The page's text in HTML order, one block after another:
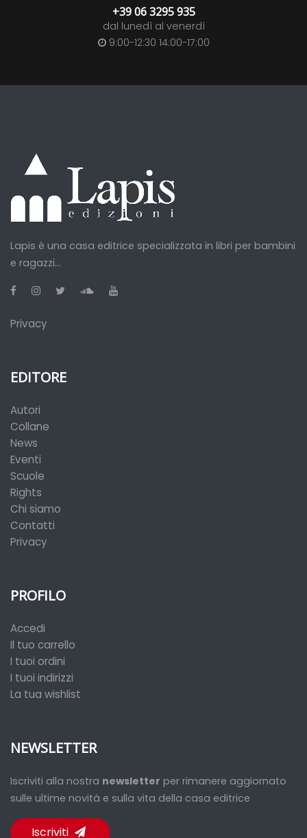
+39 06 3295 935
dal lunedì al venerdì
9:00-12:30 14:00-17:00
Lapis è una casa editrice specializzata in libri per bambini
e ragazzi...
Privacy
EDITORE
Autori
Collane
News
Eventi
Scuole
Rights
Chi siamo
Contatti
Privacy
PROFILO
Accedi
Il tuo carrello
I tuoi ordini
I tuoi indirizzi
La tua wishlist
NEWSLETTER
Iscriviti alla nostra newsletter per rimanere aggiornato
sulle ultime novità e sulla vita della casa editrice
Iscriviti